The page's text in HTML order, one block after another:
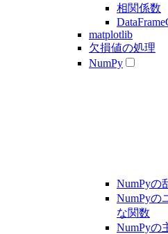
相関係数
matplotlib
欠損値の処理
NumPy
NumPyの
NumPyの
な関数
NumPyの